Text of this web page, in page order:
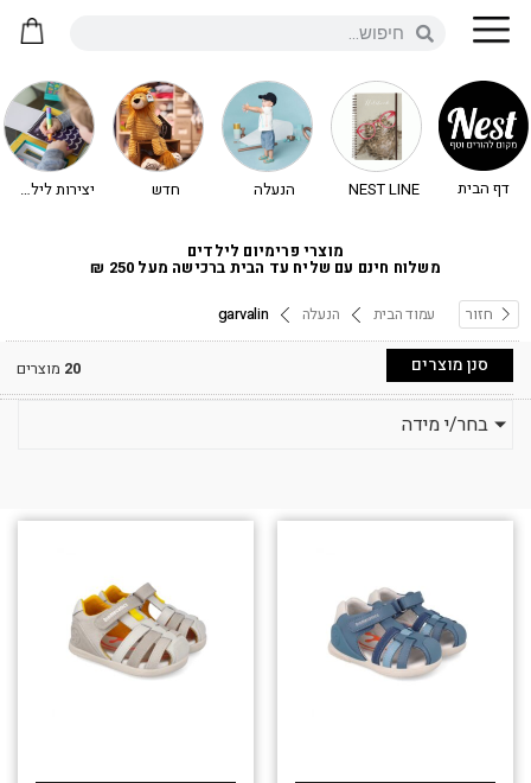
דף הבית NEST LINE הנעלה חדש יצירות לילדים - יצירה לילדים
מוצרי פרימיום לילדים
משלוח חינם עם שליח עד הבית ברכישה מעל 250 ₪
חזור עמוד הבית הנעלה
20 מוצרים סנן מוצרים
בחר/י מידה